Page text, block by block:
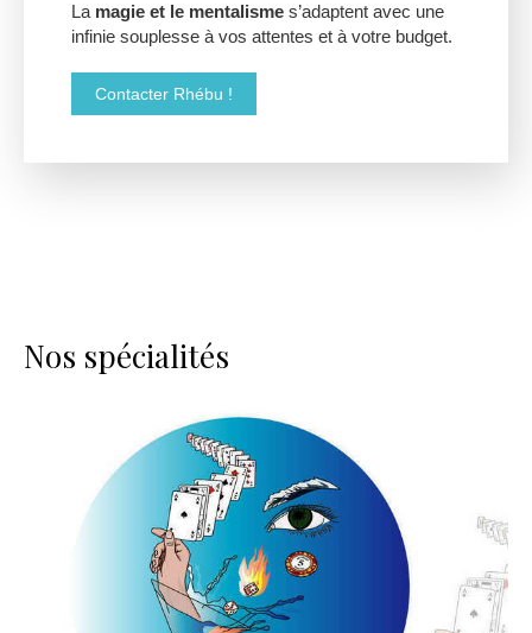
La magie et le mentalisme s’adaptent avec une
infinie souplesse à vos attentes et à votre budget.
Contacter Rhébu !
Nos spécialités